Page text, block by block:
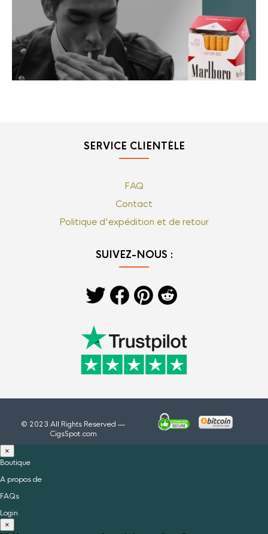
SERVICE CLIENTÈLE
FAQ
Contact
Politique d'expédition et de retour
SUIVEZ-NOUS :
© 2023 All Rights Reserved —
CigsSpot.com
×
Boutique
A propos de
FAQs
Login
×